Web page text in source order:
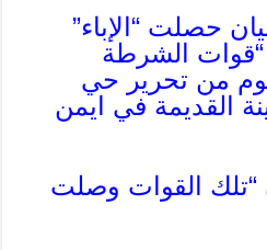
حصلت “الإباء”
الشرطة
من تحرير حي
القديمة في ايمن
“تلك القوات وصلت